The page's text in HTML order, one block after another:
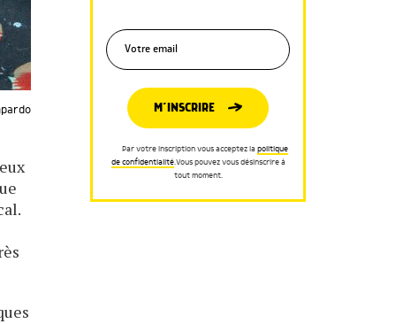
M’INSCRIRE
Par votre inscription vous acceptez la politique
de confidentialité.Vous pouvez vous désinscrire à
tout moment.